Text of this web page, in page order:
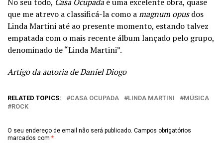
que me atrevo a classificá-la como amagnum opusdos
Linda Martini até ao presente momento, estando talvez
empatada com o mais recente álbum lançado pelo grupo,
denominado de “Linda Martini”.
Artigo da autoria de Daniel Diogo
RELATED TOPICS: CASA OCUPADA LINDA MARTINI
MÚSICA
ROCK
O seu endereço de email não será publicado. Campos obrigatórios
marcados com *